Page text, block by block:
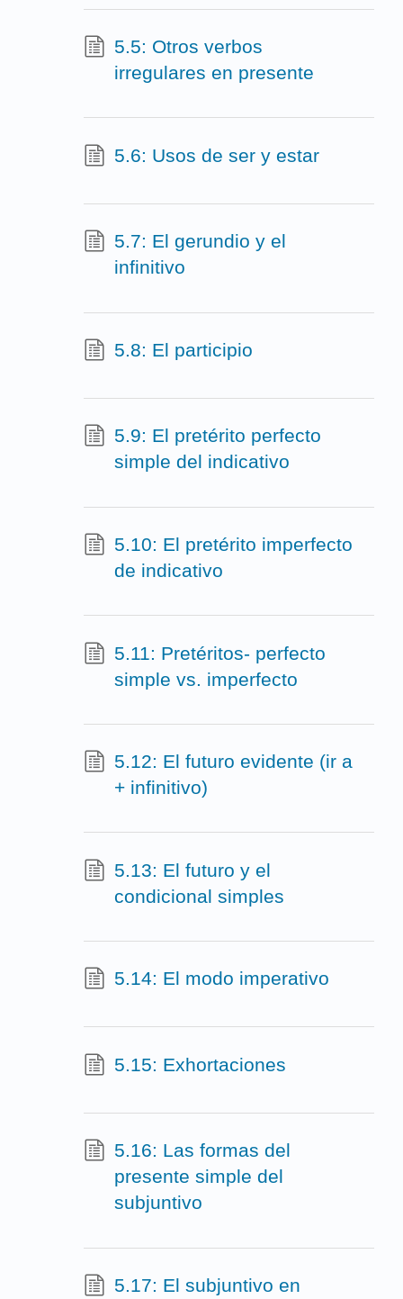
5.5: Otros verbos
irregulares en presente
5.6: Usos de ser y estar
5.7: El gerundio y el
infinitivo
5.8: El participio
5.9: El pretérito perfecto
simple del indicativo
5.10: El pretérito imperfecto
de indicativo
5.11: Pretéritos- perfecto
simple vs. imperfecto
5.12: El futuro evidente (ir a
+ infinitivo)
5.13: El futuro y el
condicional simples
5.14: El modo imperativo
5.15: Exhortaciones
5.16: Las formas del
presente simple del
subjuntivo
5.17: El subjuntivo en